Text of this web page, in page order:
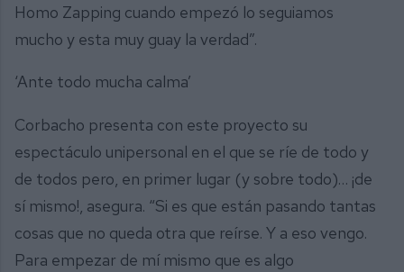
Homo Zapping cuando empezó lo seguiamos
mucho y esta muy guay la verdad”.
‘Ante todo mucha calma’
Corbacho presenta con este proyecto su
espectáculo unipersonal en el que se ríe de todo y
de todos pero, en primer lugar (y sobre todo)… ¡de
sí mismo!, asegura. “Si es que están pasando tantas
cosas que no queda otra que reírse. Y a eso vengo.
Para empezar de mí mismo que es algo